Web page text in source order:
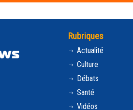
Rubriques
Actualité
Culture
Débats
Santé
Vidéos